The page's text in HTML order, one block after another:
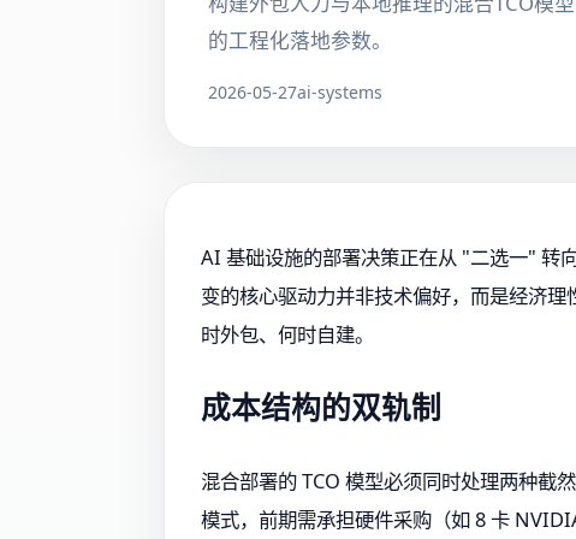
的工程化落地参数。
2026-05-27ai-systems
AI 基础设施的部署决策正在从 "二选一" 转
变的核心驱动力并非技术偏好，而是经济
时外包、何时自建。
成本结构的双轨制
混合部署的 TCO 模型必须同时处理两种截
模式，前期需承担硬件采购（如 8 卡